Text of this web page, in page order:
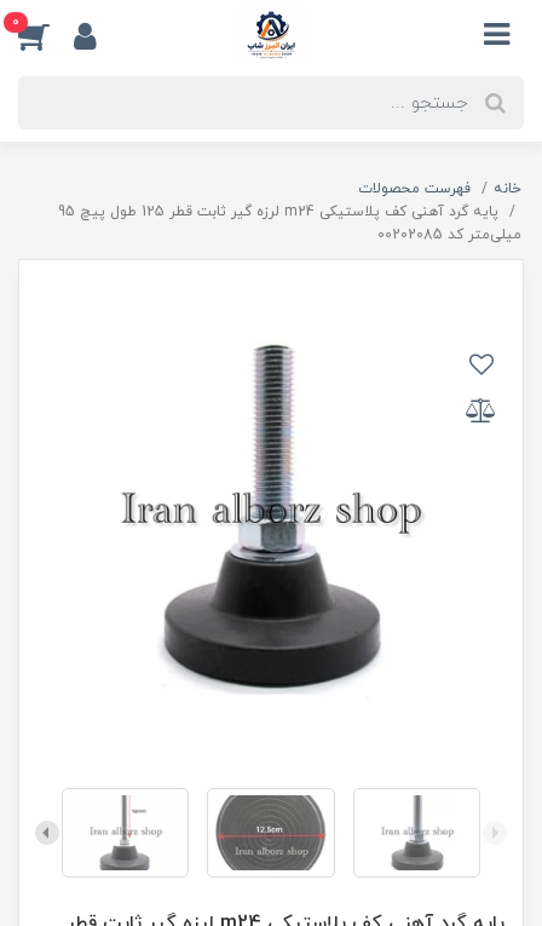
0
خانه
فهرست محصولات
پایه گرد آهنی کف پلاستیکی m24 لرزه گیر ثابت قطر 125 طول پیچ 95
میلی‌متر کد 00202085